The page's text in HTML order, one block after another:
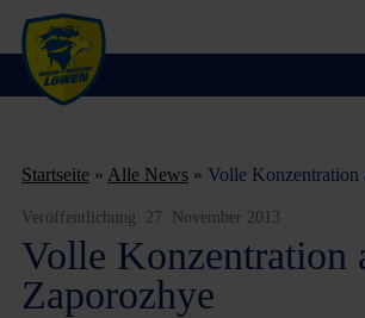
Startseite » Alle News » Volle Konzentration
Veröffentlichung: 27. November 2013
Volle Konzentration
Zaporozhye